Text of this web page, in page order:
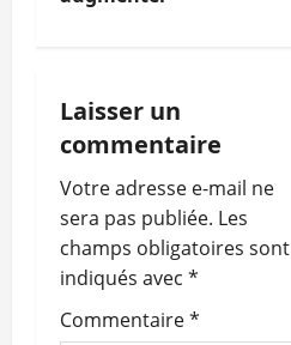
a
i
o
n
d
’
Laisser un
commentaire
Votre adresse e-mail ne
sera pas publiée. Les
champs obligatoires sont
indiqués avec *
Commentaire*